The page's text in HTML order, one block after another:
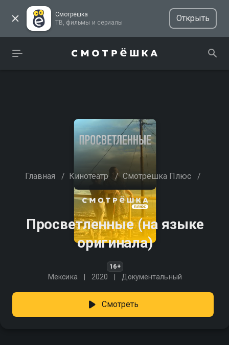
Смотрёшка
ТВ, фильмы и сериалы
Открыть
Главная / Кинотеатр / Смотрёшка Плюс /
Просветленные (на языке
оригинала)
16+
Мексика 2020 Документальный
Смотреть